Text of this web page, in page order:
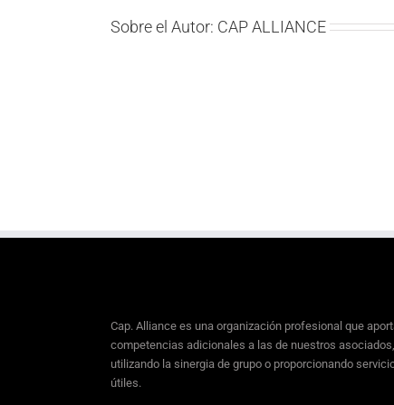
Sobre el Autor: CAP ALLIANCE
Cap. Alliance es una organización profesional que
competencias adicionales a las de nuestros asociados,
utilizando la sinergia de grupo o proporcionando
útiles.